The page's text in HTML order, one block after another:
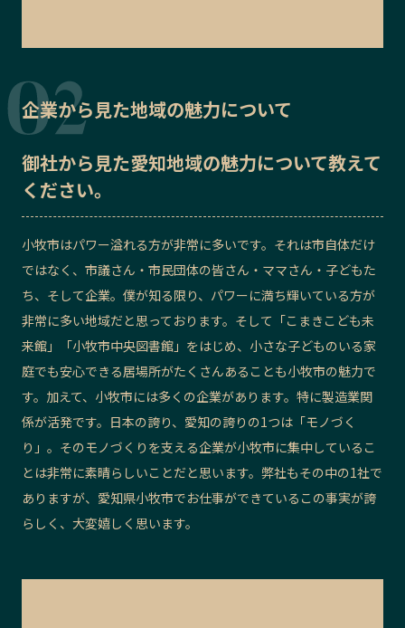
企業から見た地域の魅力について
御社から見た愛知地域の魅力について教えて
ください。
小牧市はパワー溢れる方が非常に多いです。それは市自体だけ
ではなく、市議さん・市民団体の皆さん・ママさん・子どもた
ち、そして企業。僕が知る限り、パワーに満ち輝いている方が
非常に多い地域だと思っております。そして「こまきこども未
来館」「小牧市中央図書館」をはじめ、小さな子どものいる家
庭でも安心できる居場所がたくさんあることも小牧市の魅力で
す。加えて、小牧市には多くの企業があります。特に製造業関
係が活発です。日本の誇り、愛知の誇りの1つは「モノづく
り」。そのモノづくりを支える企業が小牧市に集中しているこ
とは非常に素晴らしいことだと思います。弊社もその中の1社で
ありますが、愛知県小牧市でお仕事ができているこの事実が誇
らしく、大変嬉しく思います。